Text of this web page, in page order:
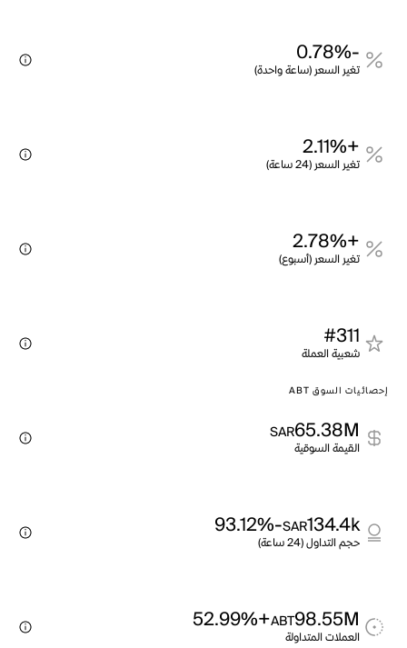
-0.78%
تغير السعر (ساعة واحدة)
+2.11%
تغير السعر (24 ساعة)
+2.78%
تغير السعر (أسبوع)
#311
شعبية العملة
إحصائيات السوق ABT
65.38M
SAR
القيمة السوقية
134.4k
SAR
-93.12%
حجم التداول (24 ساعة)
98.55M
ABT
+52.99%
العملات المتداولة